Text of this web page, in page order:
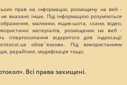
прав на інформацію, розміщену на веб -
вказано інше. Під інформацією розуміються
малюнки, ящик-шота, скани, відео,
матеріалів, розміщених на веб -
гіперпосилання відкритого для індексації
обов`язкове. Під використанням
рерайтинг, модифікація тощо.
Всі права захищені.